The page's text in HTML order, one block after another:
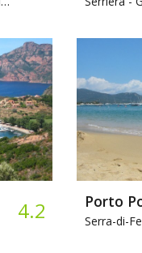
4.2 Porto
Serra-di-